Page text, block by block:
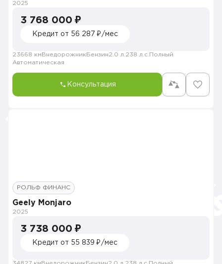
2025
3 768 000 ₽
Кредит от 56 287 ₽/мес
23668 км Внедорожник Бензин2.0 л. 238 л.с. Полный
Автоматическая
Консультация
РОЛЬФ ФИНАНС
Geely Monjaro
2025
3 738 000 ₽
Кредит от 55 839 ₽/мес